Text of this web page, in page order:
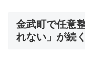
金武町で任意
れない」が続